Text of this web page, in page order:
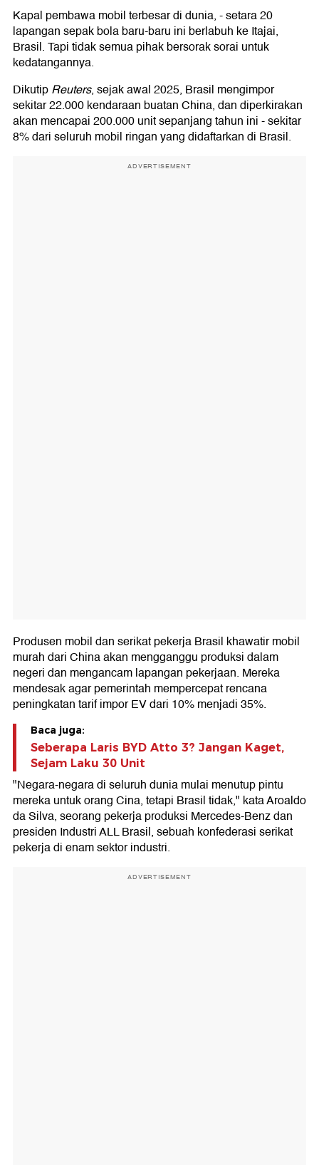
Kapal pembawa mobil terbesar di dunia, - setara 20
lapangan sepak bola baru-baru ini berlabuh ke Itajai,
Brasil. Tapi tidak semua pihak bersorak sorai untuk
kedatangannya.
DikutipReuters, sejak awal 2025, Brasil mengimpor
sekitar 22.000 kendaraan buatan China, dan diperkirakan
akan mencapai 200.000 unit sepanjang tahun ini - sekitar
8% dari seluruh mobil ringan yang didaftarkan di Brasil.
ADVERTISEMENT
Produsen mobil dan serikat pekerja Brasil khawatir mobil
murah dari China akan mengganggu produksi dalam
negeri dan mengancam lapangan pekerjaan. Mereka
mendesak agar pemerintah mempercepat rencana
peningkatan tarif impor EV dari 10% menjadi 35%.
Baca juga:
Seberapa Laris BYD Atto 3? Jangan Kaget,
Sejam Laku 30 Unit
"Negara-negara di seluruh dunia mulai menutup pintu
mereka untuk orang Cina, tetapi Brasil tidak," kata Aroaldo
da Silva, seorang pekerja produksi Mercedes-Benz dan
presiden Industri ALL Brasil, sebuah konfederasi serikat
pekerja di enam sektor industri.
ADVERTISEMENT